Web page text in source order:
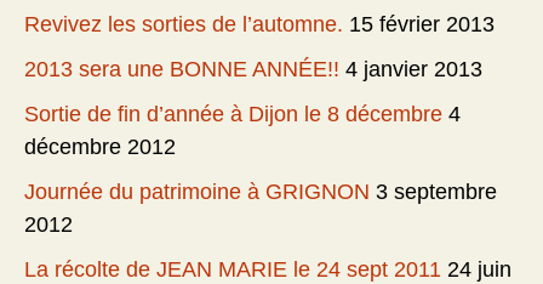
Revivez les sorties de l’automne. 15 février 2013
2013 sera une BONNE ANNÉE!! 4 janvier 2013
Sortie de fin d’année à Dijon le 8 décembre 4
décembre 2012
Journée du patrimoine à GRIGNON 3 septembre
2012
La récolte de JEAN MARIE le 24 sept 2011 24 juin